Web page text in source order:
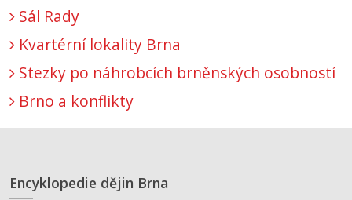
Sál Rady
Kvartérní lokality Brna
Stezky po náhrobcích brněnských osobností
Brno a konflikty
Encyklopedie dějin Brna